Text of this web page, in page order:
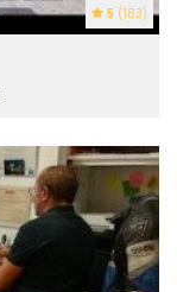
5 (183)